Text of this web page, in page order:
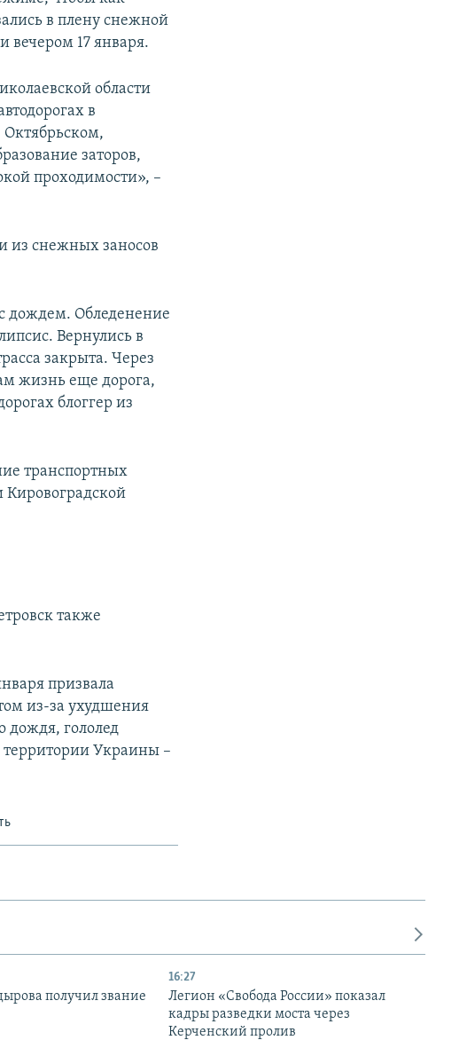
в плену снежной
вечером 17 января.
области
в
заторов,
проходимости», –
из снежных заносов
дождем. Обледенение
Вернулись в
закрыта. Через
жизнь еще дорога,
блоггер из
транспортных
Кировоградской
также
призвала
из-за ухудшения
дождя, гололед
территории Украины –
получил звание
16:27
Легион «Свобода России» показал
кадры разведки моста через
Керченский пролив